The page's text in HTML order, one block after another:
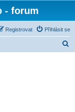
- forum
Přihlásit se
Registrovat